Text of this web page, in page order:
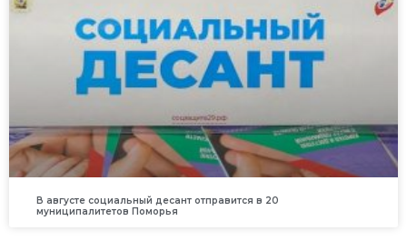
В августе социальный десант отправится в 20
муниципалитетов Поморья